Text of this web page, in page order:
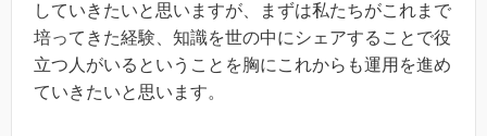
していきたいと思いますが、まずは私たちがこれまで
培ってきた経験、知識を世の中にシェアすることで役
立つ人がいるということを胸にこれからも運用を進め
ていきたいと思います。